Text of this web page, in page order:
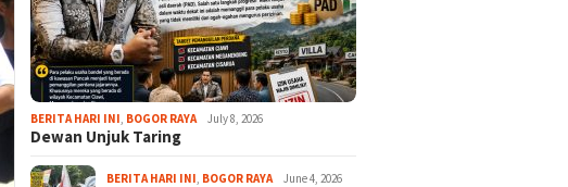
BERITA HARI INI BOGOR RAYA July 8, 2026
Dewan Unjuk Taring
BERITA HARI INI BOGOR RAYA June 4, 2026